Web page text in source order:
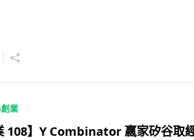
業
108】Y Combinator 嬴家矽谷取